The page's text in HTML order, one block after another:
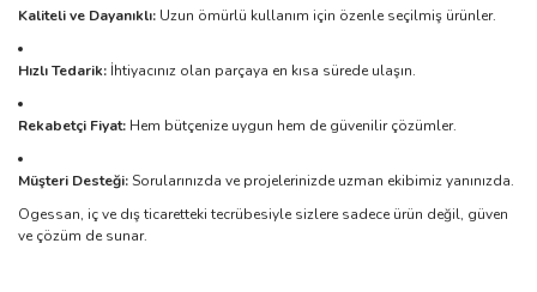
Kaliteli ve Dayanıklı: Uzun ömürlü kullanım için özenle seçilmiş ürünler.
Hızlı Tedarik: İhtiyacınız olan parçaya en kısa sürede ulaşın.
Rekabetçi Fiyat: Hem bütçenize uygun hem de güvenilir çözümler.
Müşteri Desteği:Sorularınızda ve projelerinizde uzman ekibimiz yanınızda.
Ogessan, iç ve dış ticaretteki tecrübesiyle sizlere sadece ürün değil, güven
ve çözüm de sunar.